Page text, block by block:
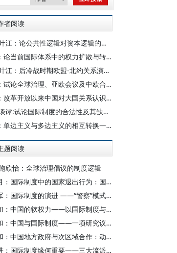
者阅读
谈谭 叶江：论公共性逻辑对资本逻辑的超越——从帝国主义理论到构建人类命运共同体理念
叶江：论当前国际体系中的权力扩散与转移及其对国际格局的影响
殷翔 叶江：后冷战时期欧盟-北约关系演变探析
叶江：试论全球治理、亚欧会议及中欧合作间的相互关系
叶江：改革开放以来中国对大国关系认识的发展轨迹辨析
叶江 谈谭:试论国际制度的合法性及其缺陷——以国际安全制度与人权制度为例
叶江：单边主义与多边主义的相互转换——试析多边主义在布什第二任期回归的可能
题阅读
欣怡：全球治理倡议的制度逻辑
李明月：国际制度中的国家退出行为：国内—国际互动的解释
李少军：国际制度的演进 ——“警察”模式与多边治理
苏长和：中国的软权力——以国际制度与中国的关系为例[1]
苏长和：中国与国际制度——一项研究议程
苏长和：中国地方政府与次区域合作：动力、行为及机制
朱杰进：国际制度缘何重要——三大流派比较研究